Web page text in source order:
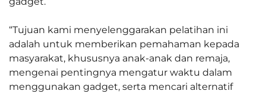
‎“Tujuan kami menyelenggarakan pelatihan ini
adalah untuk memberikan pemahaman kepada
masyarakat, khususnya anak-anak dan remaja,
mengenai pentingnya mengatur waktu dalam
menggunakan gadget, serta mencari alternatif